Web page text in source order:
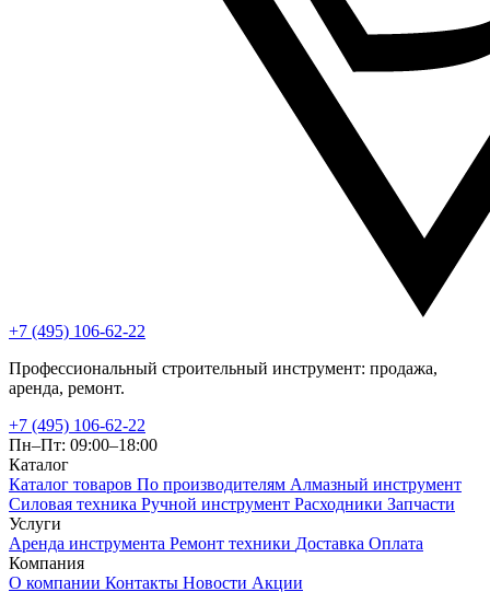
+7 (495) 106-62-22
Профессиональный строительный инструмент: продажа,
аренда, ремонт.
+7 (495) 106-62-22
Пн–Пт: 09:00–18:00
Каталог
Каталог товаров По производителям Алмазный инструмент
Силовая техника Ручной инструмент Расходники Запчасти
Услуги
Аренда инструмента Ремонт техники Доставка Оплата
Компания
О компании Контакты Новости Акции